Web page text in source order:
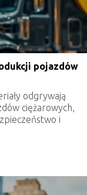
pojazdów
odgrywają
ciężarowych,
i